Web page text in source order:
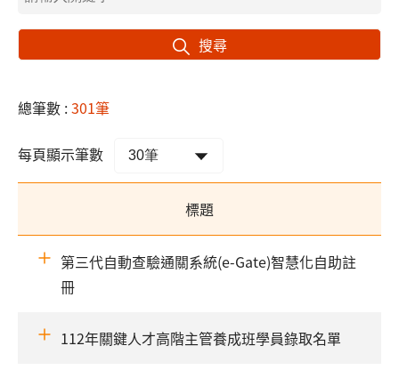
搜尋
總筆數 :301筆
每頁顯示筆數
標題
第三代自動查驗通關系統(e-Gate)智慧化自助註
冊
112年關鍵人才高階主管養成班學員錄取名單